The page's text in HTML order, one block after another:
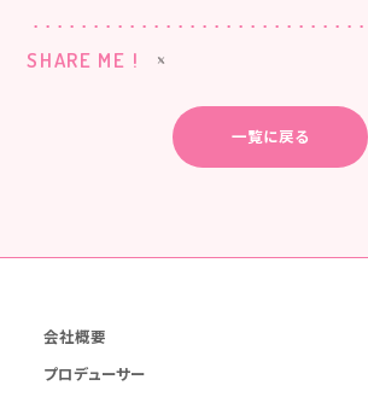
SHARE ME !
一覧に戻る
会社概要
プロデューサー